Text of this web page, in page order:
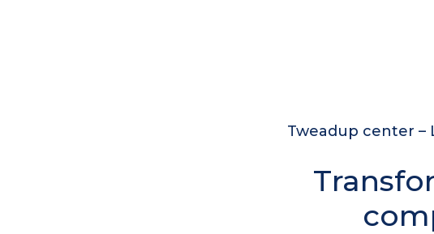
Tweadup center –